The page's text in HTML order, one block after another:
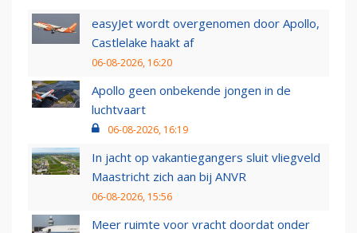
easyJet wordt overgenomen door Apollo,
Castlelake haakt af
06-08-2026, 16:20
Apollo geen onbekende jongen in de
luchtvaart
06-08-2026, 16:19
In jacht op vakantiegangers sluit vliegveld
Maastricht zich aan bij ANVR
06-08-2026, 15:56
Meer ruimte voor vracht doordat onder